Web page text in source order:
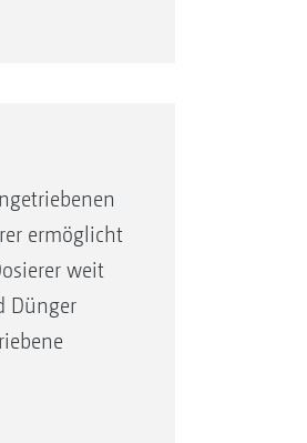
ermöglicht
weit
Dünger
kann